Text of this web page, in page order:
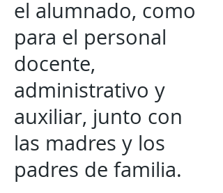
el alumnado, como
para el personal
docente,
administrativo y
auxiliar, junto con
las madres y los
padres de familia.